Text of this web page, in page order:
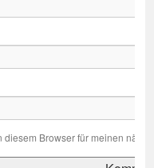
Browser für meinen